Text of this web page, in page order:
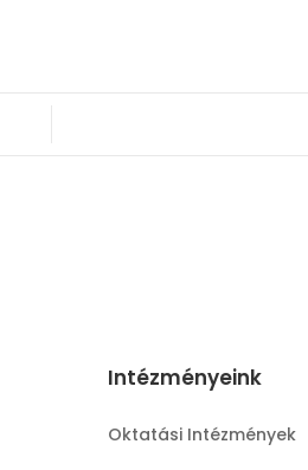
Intézményeink
Oktatási Intézmények